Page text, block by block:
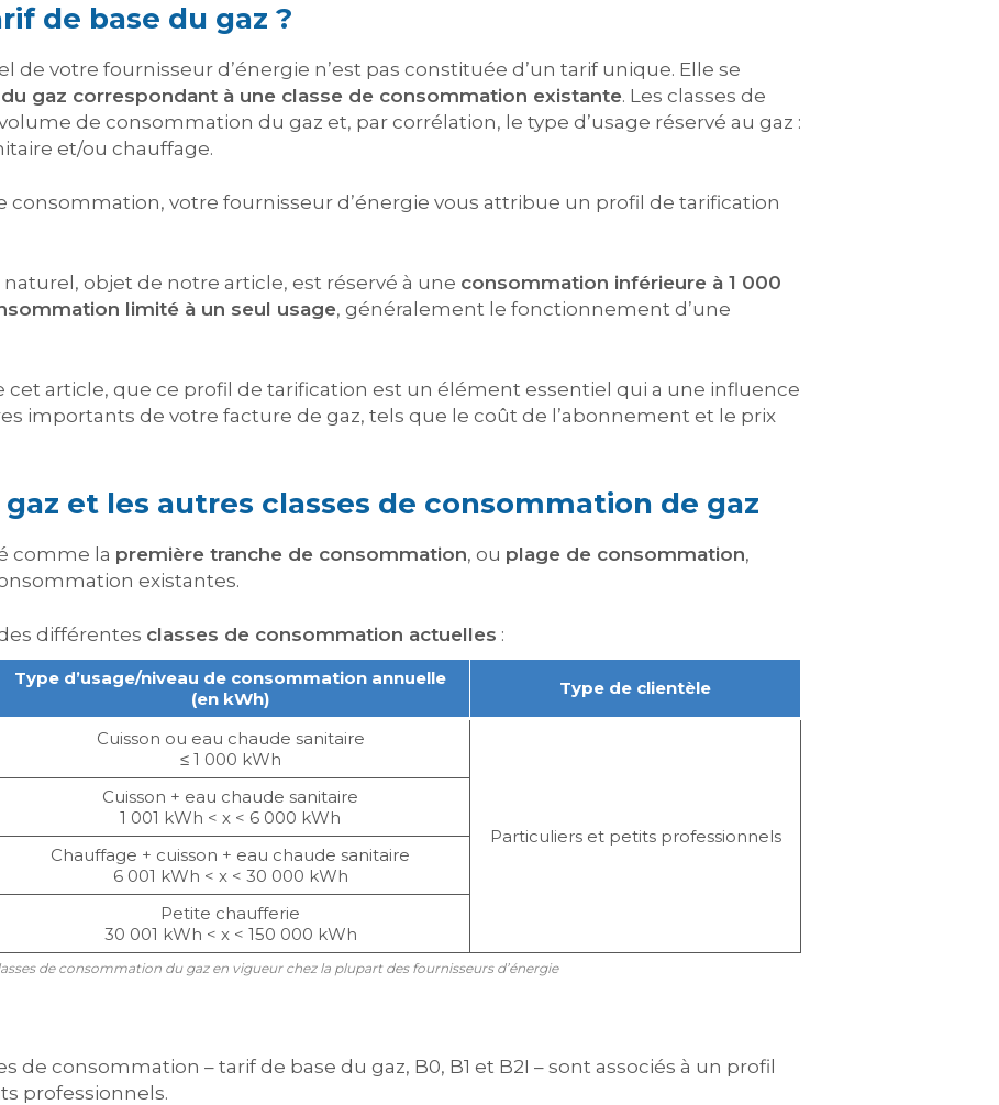
de base du gaz ?
de votre fournisseur d’énergie n’est pas constituée d’un tarif unique. Elle se
gaz correspondant à une classe de consommation existante. Les classes de
de consommation du gaz et, par corrélation, le type d’usage réservé au gaz :
et/ou chauffage.
consommation, votre fournisseur d’énergie vous attribue un profil de tarification
naturel, objet de notre article, est réservé à une consommation inférieure à 1 000
limité à un seul usage, généralement le fonctionnement d’une
cet article, que ce profil de tarification est un élément essentiel qui a une influence
importants de votre facture de gaz, tels que le coût de l’abonnement et le prix
et les autres classes de consommation de gaz
comme la première tranche de consommation, ou plage de consommation,
existantes.
différentes classes de consommation actuelles :
Type d’usage/niveau de consommation annuelle
(en kWh)
Type de clientèle
Cuisson ou eau chaude sanitaire
≤ 1 000 kWh
Particuliers et petits professionnels
Cuisson + eau chaude sanitaire
1 001 kWh < x < 6 000 kWh
Chauffage + cuisson + eau chaude sanitaire
6 001 kWh < x < 30 000 kWh
Petite chaufferie
30 001 kWh < x < 150 000 kWh
de consommation du gaz en vigueur chez la plupart des fournisseurs d’énergie
de consommation – tarif de base du gaz, B0, B1 et B2I – sont associés à un profil
professionnels.